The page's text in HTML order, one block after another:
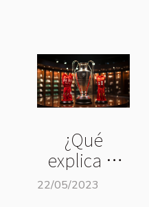
¿Qué
explica el
fracaso de
22/05/2023